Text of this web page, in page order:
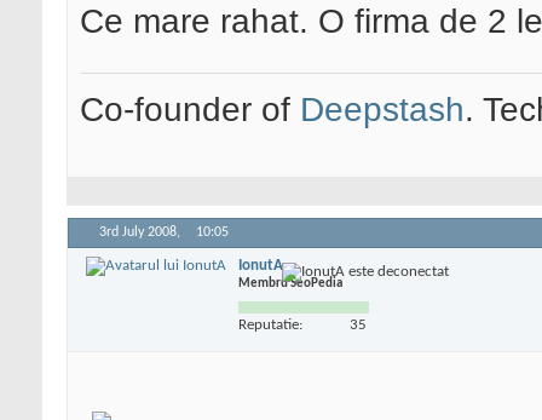
Ce mare rahat. O firma de 2
Co-founder of Deepstash.
3rd July 2008, 10:05
IonutA
Membru SeoPedia
Reputatie: 35